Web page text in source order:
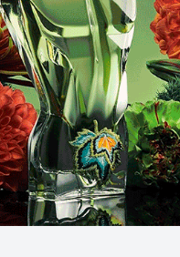
Retiros gratuitos en tiendas
que te pueden